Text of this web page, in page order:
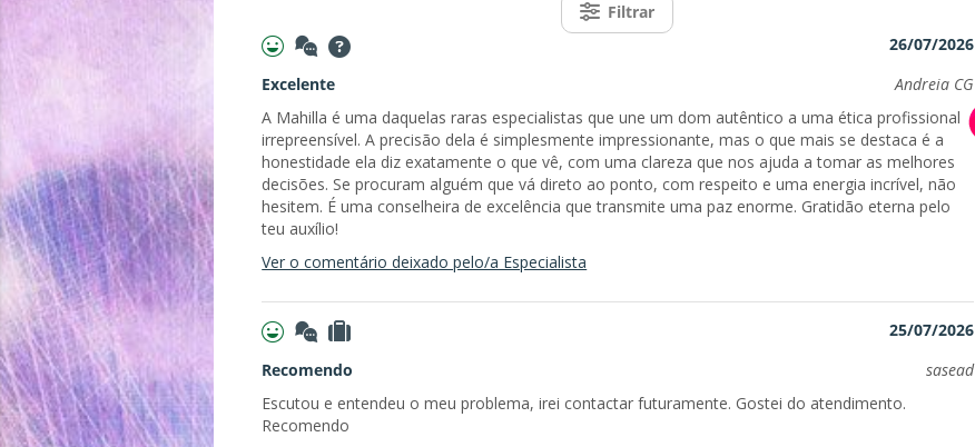
Filtrar
26/07/2026
Excelente
Andreia CG
A Mahilla é uma daquelas raras especialistas que une um dom autêntico a uma ética profissional
irrepreensível. A precisão dela é simplesmente impressionante, mas o que mais se destaca é a
honestidade ela diz exatamente o que vê, com uma clareza que nos ajuda a tomar as melhores
decisões. Se procuram alguém que vá direto ao ponto, com respeito e uma energia incrível, não
hesitem. É uma conselheira de excelência que transmite uma paz enorme. Gratidão eterna pelo
teu auxílio!
Ver o comentário deixado pelo/a Especialista
25/07/2026
Recomendo
sasead
Escutou e entendeu o meu problema, irei contactar futuramente. Gostei do atendimento.
Recomendo